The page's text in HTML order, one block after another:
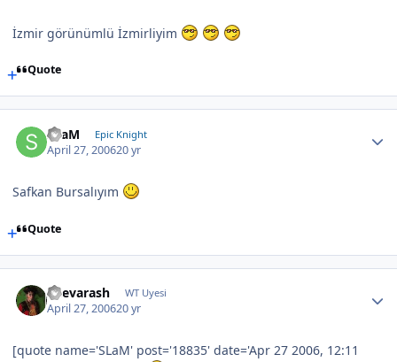
İzmir görünümlü İzmirliyim
Quote
SLaM Epic Knight
April 27, 200620 yr
Safkan Bursalıyım
Quote
Shevarash WT Uyesi
April 27, 200620 yr
[quote name='SLaM' post='18835' date='Apr 27 2006, 12:11